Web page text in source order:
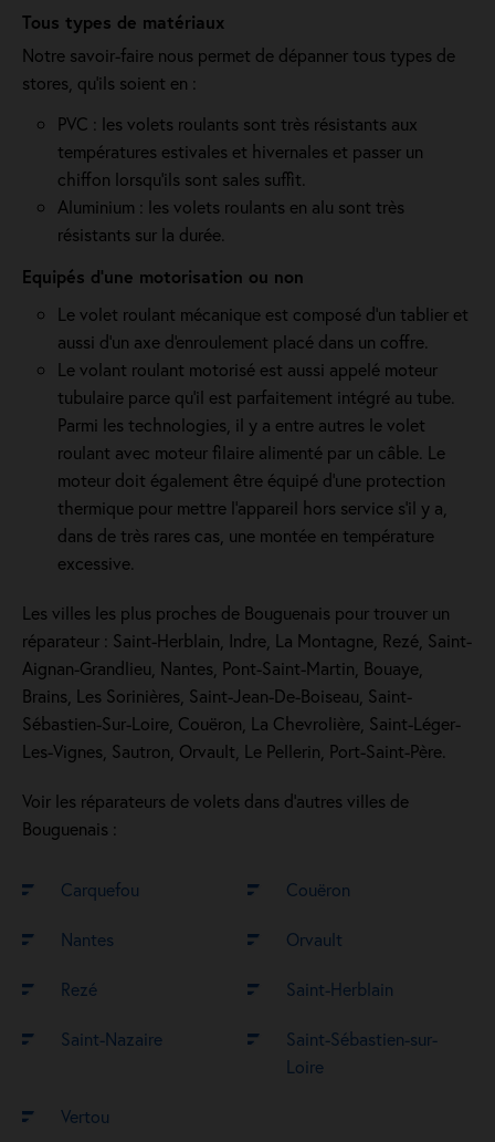
Tous types de matériaux
Notre savoir-faire nous permet de dépanner tous types de
stores, qu'ils soient en :
PVC : les volets roulants sont très résistants aux
températures estivales et hivernales et passer un
chiffon lorsqu'ils sont sales suffit.
Aluminium : les volets roulants en alu sont très
résistants sur la durée.
Equipés d'une motorisation ou non
Le volet roulant mécanique est composé d'un tablier et
aussi d'un axe d'enroulement placé dans un coffre.
Le volant roulant motorisé est aussi appelé moteur
tubulaire parce qu'il est parfaitement intégré au tube.
Parmi les technologies, il y a entre autres le volet
roulant avec moteur filaire alimenté par un câble. Le
moteur doit également être équipé d'une protection
thermique pour mettre l'appareil hors service s'il y a,
dans de très rares cas, une montée en température
excessive.
Les villes les plus proches de Bouguenais pour trouver un
réparateur : Saint-Herblain, Indre, La Montagne, Rezé, Saint-
Aignan-Grandlieu, Nantes, Pont-Saint-Martin, Bouaye,
Brains, Les Sorinières, Saint-Jean-De-Boiseau, Saint-
Sébastien-Sur-Loire, Couëron, La Chevrolière, Saint-Léger-
Les-Vignes, Sautron, Orvault, Le Pellerin, Port-Saint-Père.
Voir les réparateurs de volets dans d’autres villes de
Bouguenais :
Carquefou Couëron
Nantes Orvault
Rezé Saint-Herblain
Saint-Nazaire
Saint-Sébastien-sur-
Loire
Vertou